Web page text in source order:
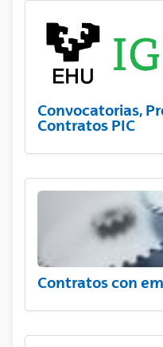
Convocatorias,
Contratos PIC
Contratos con